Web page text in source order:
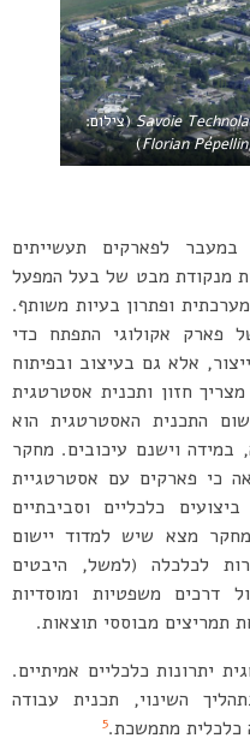
Savoie(צילום:
Florian
)
לפארקים תעשייתים
מנקודת מבט של בעל המפעל
ופתרון בעיות משותף.
פארק אקולוגי התפתח כדי
אלא גם בעיצוב ובפיתוח
חזון ותכנית אסטרטגית
התכנית האסטרטגית הוא
במידה וישנם עיכובים. מחקר
כי פארקים עם אסטרטגיית
כלכליים וסביבתיים
מצא שיש למדוד יישום
לכלכלה (למשל, היבטים
דרכים משפטיות ומוסדיות
תמריצים מבוססי תוצאות.
יתרונות כלכליים אמיתיים.
השינוי, תכנית עבודה
כלכלית מתמשכת.5